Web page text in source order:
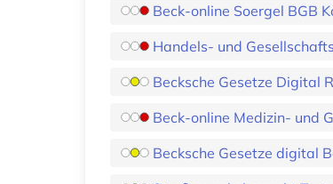
Beck-online Soergel BGB
Handels- und
Becksche Gesetze Digital
Beck-online Medizin- und
Becksche Gesetze digital